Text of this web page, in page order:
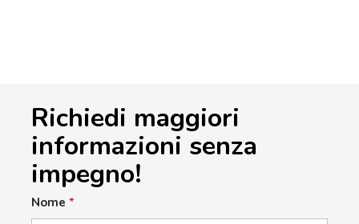
Richiedi maggiori
informazioni senza
impegno!
Nome *